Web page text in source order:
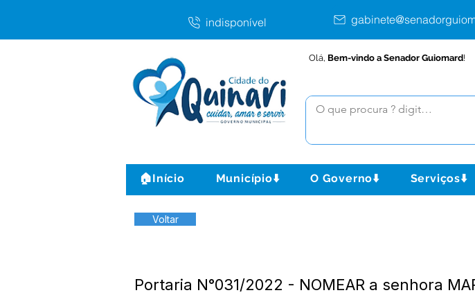
indisponível
Olá, Bem-vindo a Senador Guiomard!
🏠Início Município⬇️ O Governo⬇️ Serviços⬇️
Voltar
Portaria N°031/2022 - NOMEAR a senhora